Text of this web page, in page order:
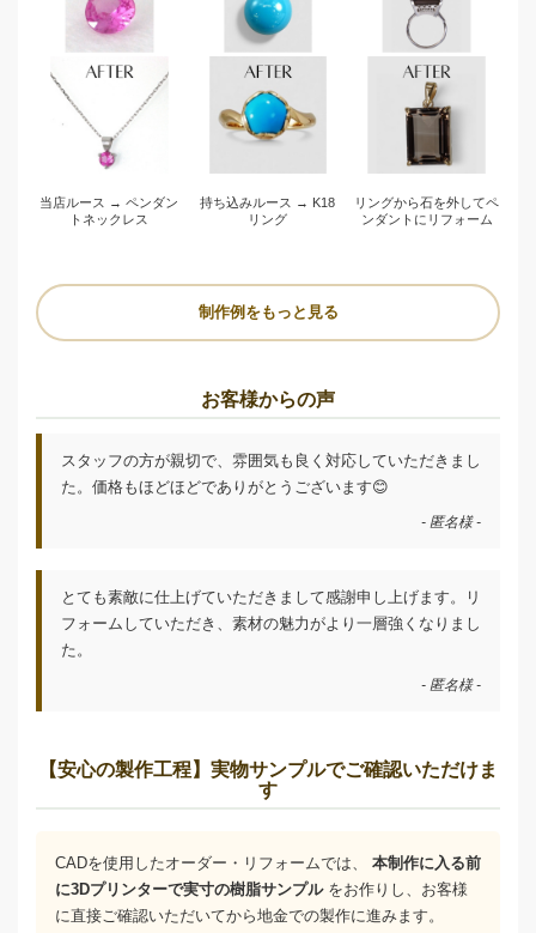
当店ルース → ペンダン
トネックレス
持ち込みルース → K18
リング
リングから石を外してペ
ンダントにリフォーム
制作例をもっと見る
お客様からの声
スタッフの方が親切で、雰囲気も良く対応していただきまし
た。価格もほどほどでありがとうございます😊
- 匿名様 -
とても素敵に仕上げていただきまして感謝申し上げます。リ
フォームしていただき、素材の魅力がより一層強くなりまし
た。
- 匿名様 -
【安心の製作工程】実物サンプルでご確認いただけま
す
CADを使用したオーダー・リフォームでは、 本制作に入る前
に3Dプリンターで実寸の樹脂サンプルをお作りし、お客様
に直接ご確認いただいてから地金での製作に進みます。